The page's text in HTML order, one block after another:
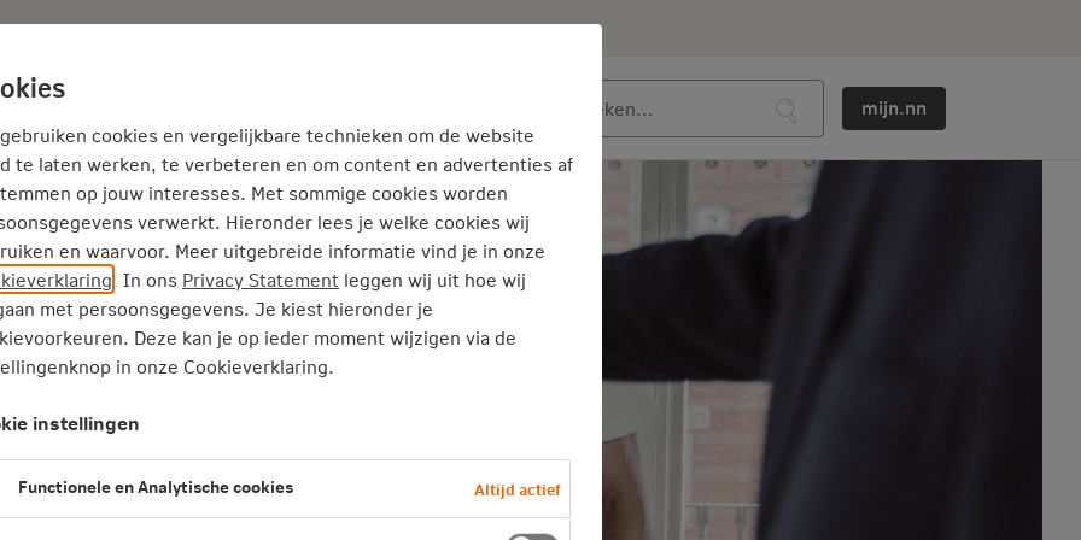
Adviseur Nieuws
Service en Contact mijn.nn
begin. Wat ga je
regelen?
cookies en vergelijkbare technieken om de website
te laten werken, te verbeteren en om content en advertenties af
op jouw interesses. Met sommige cookies worden
verwerkt. Hieronder lees je welke cookies wij
en waarvoor. Meer uitgebreide informatie vind je in onze
. In ons Privacy Statement leggen wij uit hoe wij
met persoonsgegevens. Je kiest hieronder je
Deze kan je op ieder moment wijzigen via de
in onze Cookieverklaring.
instellingen
Functionele en Analytische cookies Altijd actief